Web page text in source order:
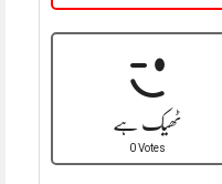
ٹھیک ہے
0 Votes